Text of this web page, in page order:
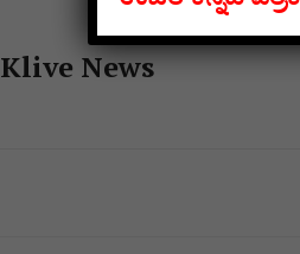
Klive News